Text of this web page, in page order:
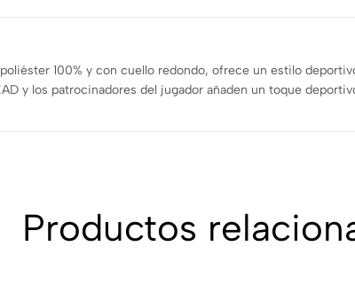
100% y con cuello redondo, ofrece un estilo
y los patrocinadores del jugador añaden un toque
Productos